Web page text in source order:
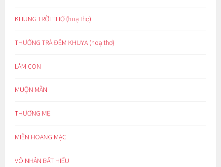
KHUNG TRỜI THƠ (hoạ thơ)
THƯỞNG TRÀ ĐÊM KHUYA (hoạ thơ)
LÀM CON
MUỘN MẰN
THƯƠNG MẸ
MIỀN HOANG MẠC
VÔ NHÂN BẤT HIẾU